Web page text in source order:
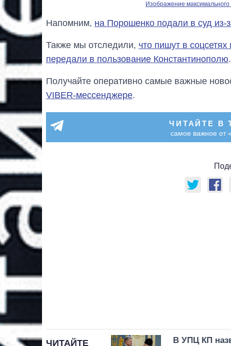
Изображение
Напомним, на Порошенко подали в суд из-
Также мы отследили, что пишут в
передали в пользование Константинополю.
Получайте оперативно самые важные
VIBER-мессенджере.
ЧИТАЙТЕ В
самое важное от
ЧИТАЙТЕ В УПЦ КП